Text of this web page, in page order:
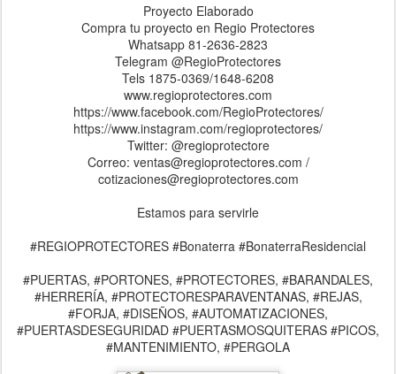
Proyecto Elaborado
Compra tu proyecto en Regio Protectores
Whatsapp 81-2636-2823
Telegram @RegioProtectores
Tels 1875-0369/1648-6208
www.regioprotectores.com
https://www.facebook.com/RegioProtectores/
https://www.instagram.com/regioprotectores/
Twitter: @regioprotectore
Correo: ventas@regioprotectores.com /
cotizaciones@regioprotectores.com
Estamos para servirle
#REGIOPROTECTORES #Bonaterra #BonaterraResidencial
#PUERTAS, #PORTONES, #PROTECTORES, #BARANDALES,
#HERRERÍA, #PROTECTORESPARAVENTANAS, #REJAS,
#FORJA, #DISEÑOS, #AUTOMATIZACIONES,
#PUERTASDESEGURIDAD #PUERTASMOSQUITERAS #PICOS,
#MANTENIMIENTO, #PERGOLA